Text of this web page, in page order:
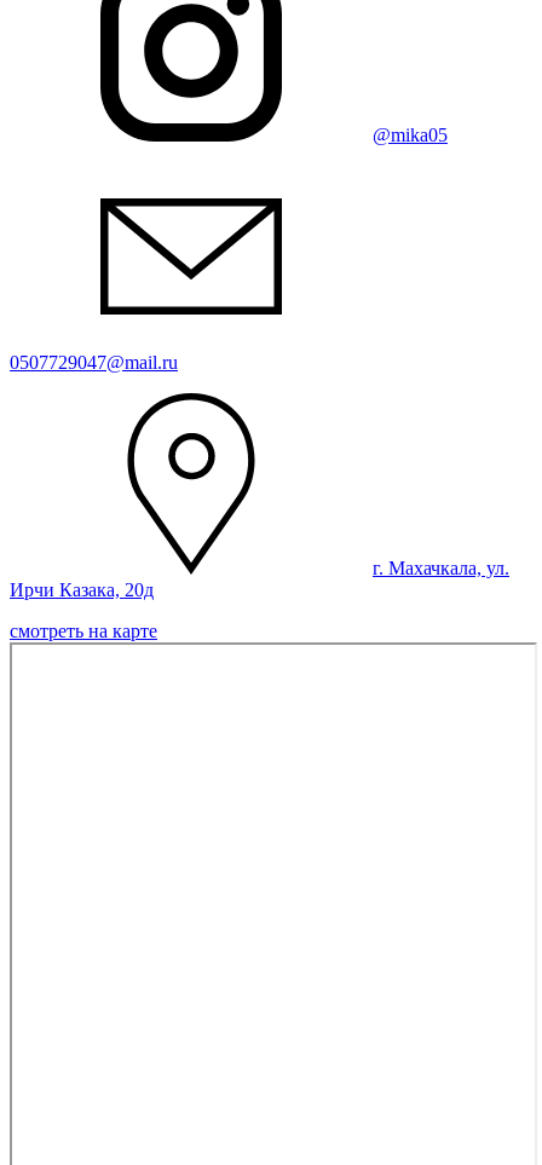
@mika05
0507729047@mail.ru
г. Махачкала, ул.
Ирчи Казака, 20д
смотреть на карте